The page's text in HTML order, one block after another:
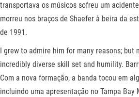
transportava os músicos sofreu um
morreu nos braços de Shaefer à beira da
de 1991.
I grew to admire him for many reasons; but
incredibly diverse skill set and humility.
Com a nova formação, a banda tocou em
incluindo uma apresentação no Tampa Bay